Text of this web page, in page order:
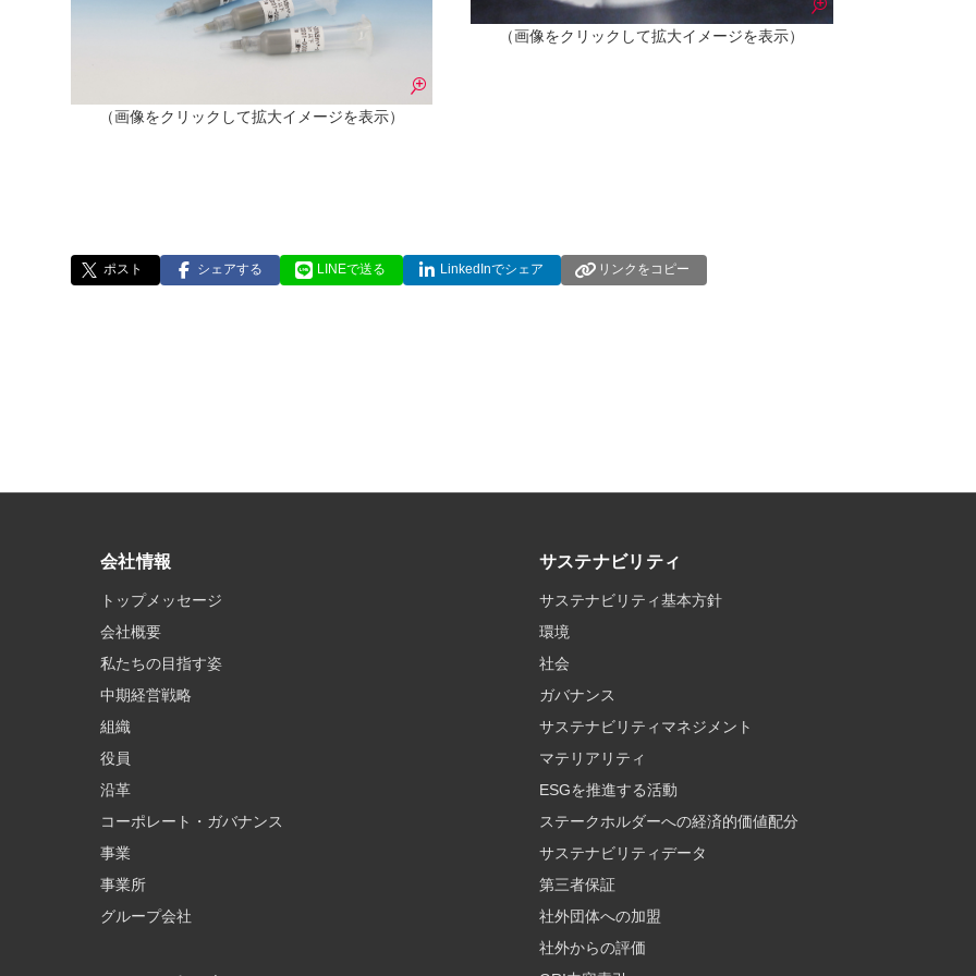
（画像をクリックして拡大イメージを表示）
（画像をクリックして拡大イメージを表示）
ポスト シェアする LINEで送る LinkedInでシェア リンクをコピー
会社情報
トップメッセージ
会社概要
私たちの目指す姿
中期経営戦略
組織
役員
沿革
コーポレート・ガバナンス
事業
事業所
グループ会社
サステナビリティ
サステナビリティ基本方針
環境
社会
ガバナンス
サステナビリティマネジメント
マテリアリティ
ESGを推進する活動
ステークホルダーへの経済的価値配分
サステナビリティデータ
第三者保証
社外団体への加盟
社外からの評価